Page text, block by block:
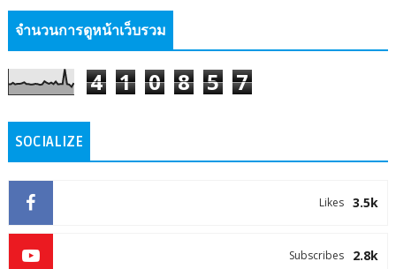
จำนวนการดูหน้าเว็บรวม
4 1 0 8 5 7
SOCIALIZE
3.5k
Likes
2.8k
Subscribes